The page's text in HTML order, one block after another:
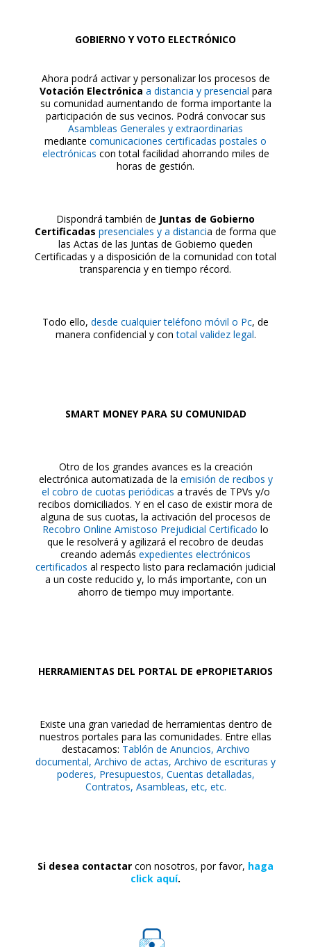
GOBIERNO Y VOTO ELECTRÓNICO
Ahora podrá activar y personalizar los procesos de
Votación Electrónica a distancia y presencial para
su comunidad aumentando de forma importante la
participación de sus vecinos. Podrá convocar sus
Asambleas Generales y extraordinarias
mediante comunicaciones certificadas postales o
electrónicas con total facilidad ahorrando miles de
horas de gestión.
Dispondrá también de Juntas de Gobierno
Certificadas presenciales y a distancia de forma que
las Actas de las Juntas de Gobierno queden
Certificadas y a disposición de la comunidad con total
transparencia y en tiempo récord.
Todo ello, desde cualquier teléfono móvil o Pc, de
manera confidencial y contotal validez legal.
SMART MONEY PARA SU COMUNIDAD
Otro de los grandes avances es la creación
electrónica automatizada de la emisión de recibos y
el cobro de cuotas periódicas a través de TPVs y/o
recibos domiciliados. Y en el caso de existir mora de
alguna de sus cuotas, la activación del procesos de
Recobro Online Amistoso Prejudicial Certificado lo
que le resolverá y agilizará el recobro de deudas
creando además expedientes electrónicos
certificados al respecto listo para reclamación judicial
a un coste reducido y, lo más importante, con un
ahorro de tiempo muy importante.
HERRAMIENTAS DEL PORTAL DE ePROPIETARIOS
Existe una gran variedad de herramientas dentro de
nuestros portales para las comunidades. Entre ellas
destacamos: Tablón de Anuncios, Archivo
documental, Archivo de actas, Archivo de escrituras y
poderes, Presupuestos, Cuentas detalladas,
Contratos, Asambleas, etc, etc.
Si desea contactar con nosotros, por favor, haga
click aquí.